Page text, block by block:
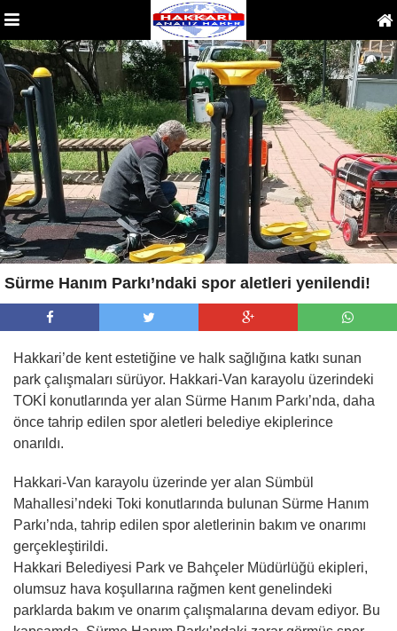
Sürme Hanım Parkı’ndaki spor aletleri yenilendi!
Hakkari’de kent estetiğine ve halk sağlığına katkı sunan
park çalışmaları sürüyor. Hakkari-Van karayolu üzerindeki
TOKİ konutlarında yer alan Sürme Hanım Parkı’nda, daha
önce tahrip edilen spor aletleri belediye ekiplerince
onarıldı.
Hakkari-Van karayolu üzerinde yer alan Sümbül
Mahallesi’ndeki Toki konutlarında bulunan Sürme Hanım
Parkı’nda, tahrip edilen spor aletlerinin bakım ve onarımı
gerçekleştirildi.
Hakkari Belediyesi Park ve Bahçeler Müdürlüğü ekipleri,
olumsuz hava koşullarına rağmen kent genelindeki
parklarda bakım ve onarım çalışmalarına devam ediyor. Bu